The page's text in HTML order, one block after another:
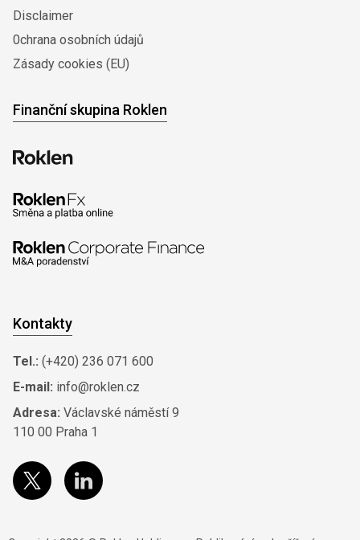
Disclaimer
0chrana osobních údajů
Zásady cookies (EU)
Finanční skupina Roklen
Kontakty
Tel.: (+420) 236 071 600
E-mail: info@roklen.cz
Adresa: Václavské náměstí 9
110 00 Praha 1